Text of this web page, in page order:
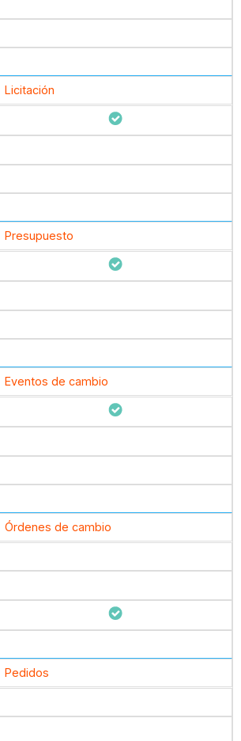
Licitación
Presupuesto
Eventos de cambio
Órdenes de cambio
Pedidos